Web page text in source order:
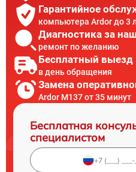
Гарантийное
компьютера Ardor до 3
Диагностика за
ремонт по желанию
Бесплатный выезд
в день обращения
Замена
Ardor M137 от 35 минут
Бесплатная
специалистом